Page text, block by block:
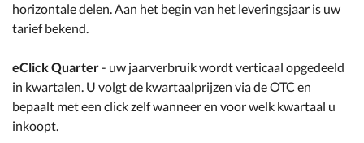
horizontale delen. Aan het begin van het leveringsjaar is uw
tarief bekend.
eClick Quarter- uw jaarverbruik wordt verticaal opgedeeld
in kwartalen. U volgt de kwartaalprijzen via de OTC en
bepaalt met een click zelf wanneer en voor welk kwartaal u
inkoopt.